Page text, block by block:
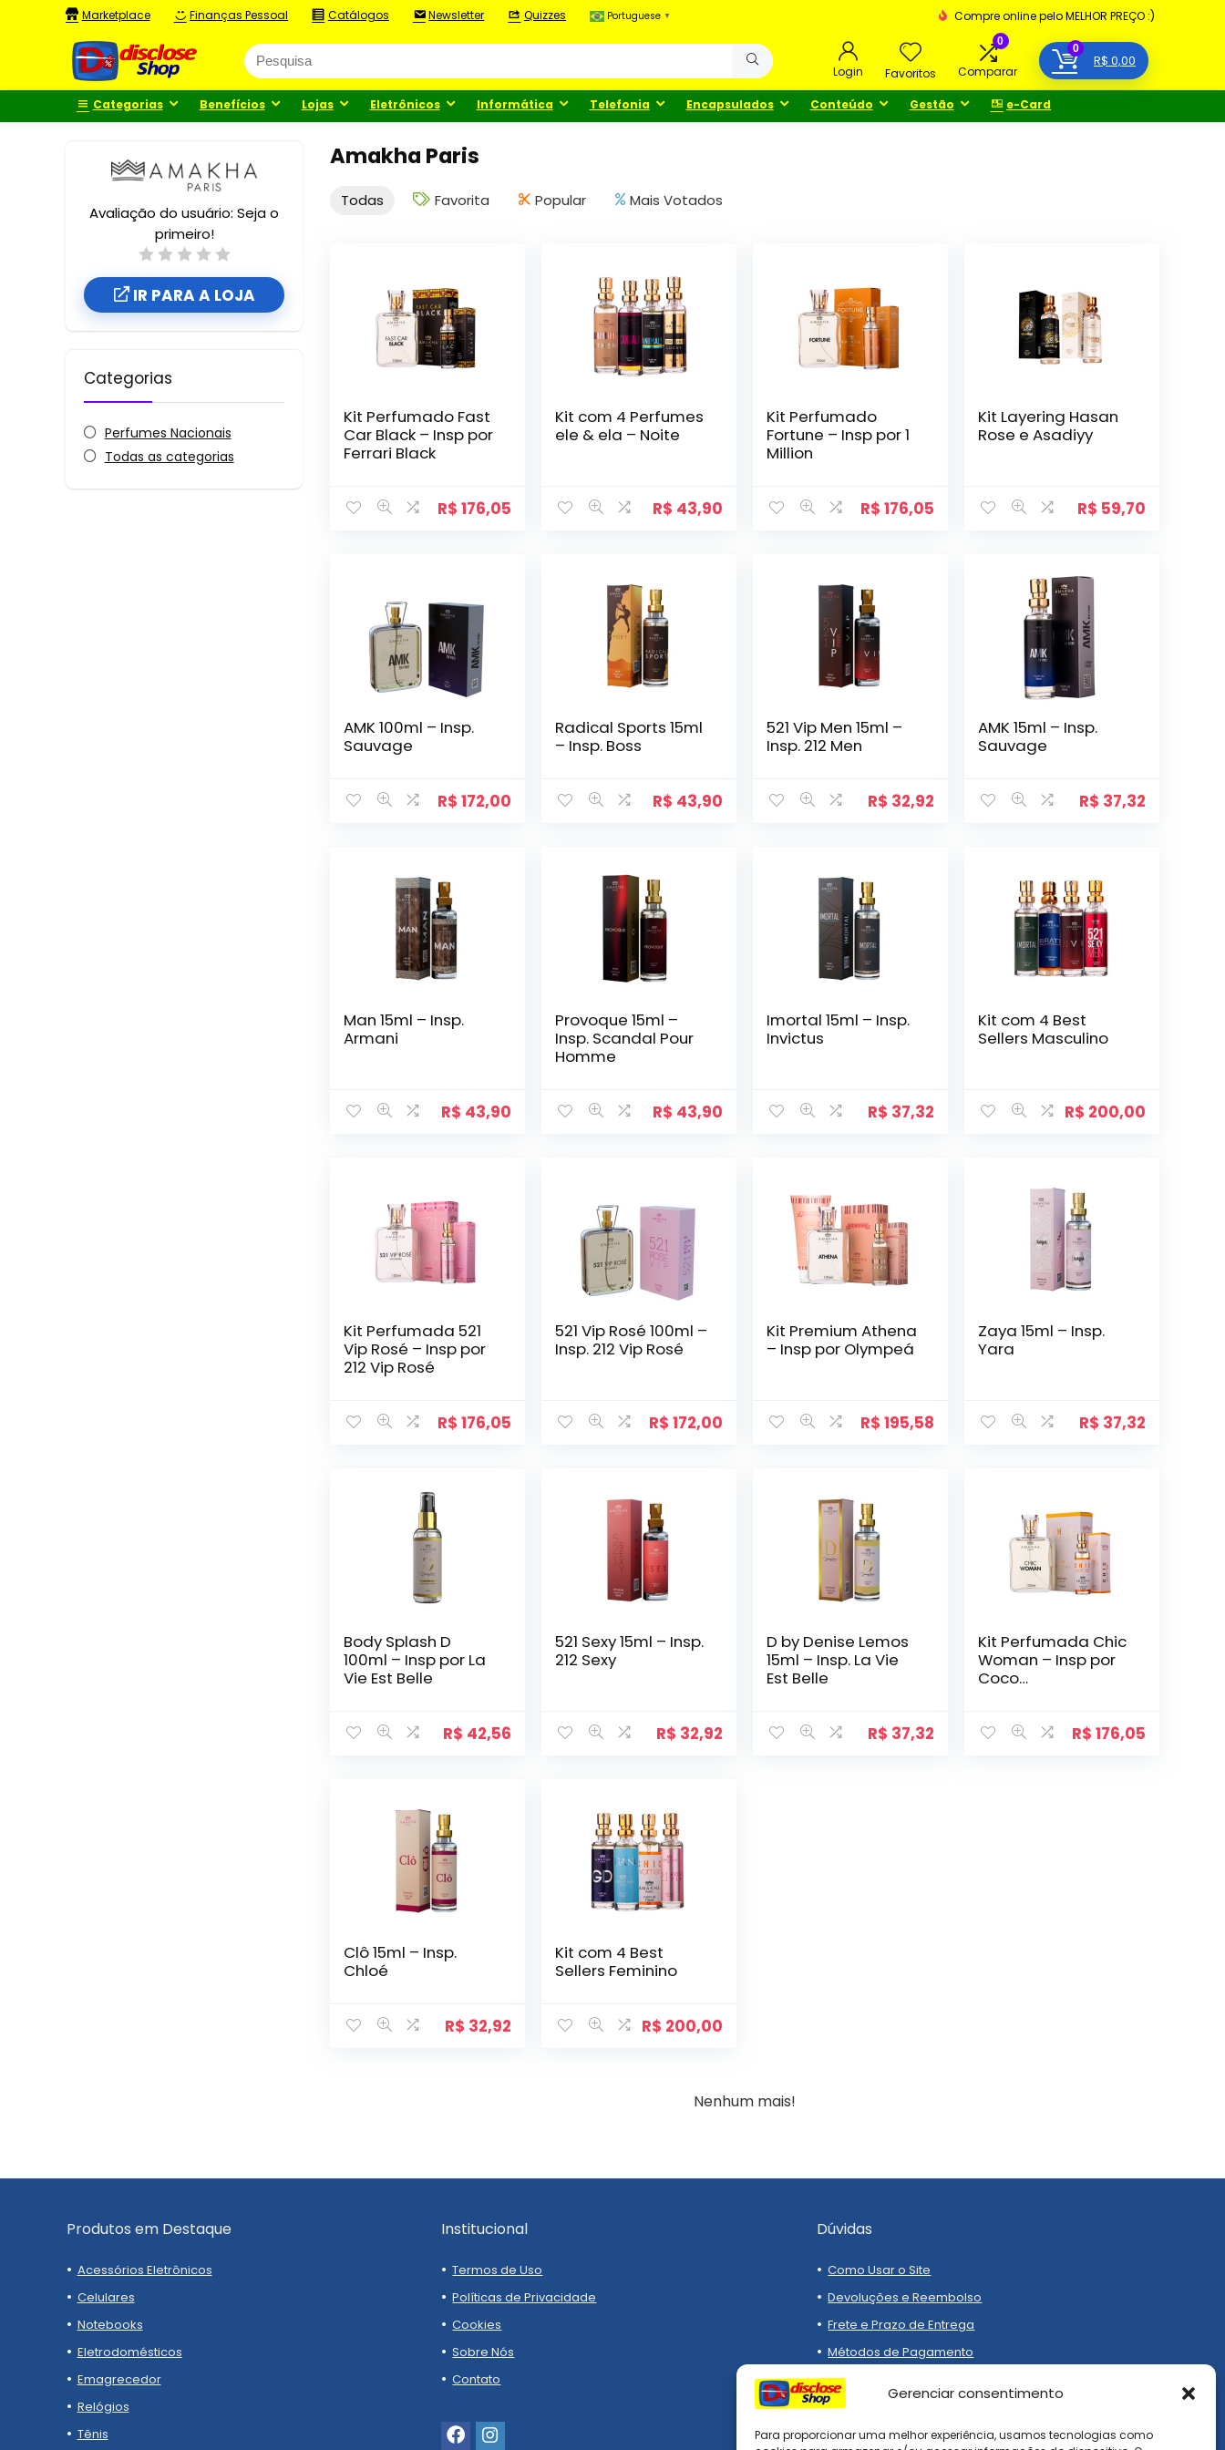
Gerenciar consentimento
Para proporcionar uma melhor experiência, usamos tecnologias como
Marketplace Finanças Pessoal Catálogos Newsletter Quizzes Portuguese ▼ Compre online pelo MELHOR PREÇO :)
Login Favoritos
0
Comparar
0
R$ 0,00
Categorias Benefícios Lojas Eletrônicos Informática Telefonia Encapsulados Conteúdo Gestão e-Card
Amakha Paris
Avaliação do usuário: Seja o
primeiro!
IR PARA A LOJA
Categorias
Perfumes Nacionais
Todas as categorias
Todas Favorita Popular Mais Votados
Kit Perfumado Fast
Car Black – Insp por
Ferrari Black
R$ 176,05
Kit com 4 Perfumes
ele & ela – Noite
R$ 43,90
Kit Perfumado
Fortune – Insp por 1
Million
R$ 176,05
Kit Layering Hasan
Rose e Asadiyy
R$ 59,70
AMK 100ml – Insp.
Sauvage
R$ 172,00
Radical Sports 15ml
– Insp. Boss
R$ 43,90
521 Vip Men 15ml –
Insp. 212 Men
R$ 32,92
AMK 15ml – Insp.
Sauvage
R$ 37,32
Man 15ml – Insp.
Armani
R$ 43,90
Provoque 15ml –
Insp. Scandal Pour
Homme
R$ 43,90
Imortal 15ml – Insp.
Invictus
R$ 37,32
Kit com 4 Best
Sellers Masculino
R$ 200,00
Kit Perfumada 521
Vip Rosé – Insp por
212 Vip Rosé
R$ 176,05
521 Vip Rosé 100ml –
Insp. 212 Vip Rosé
R$ 172,00
Kit Premium Athena
– Insp por Olympeá
R$ 195,58
Zaya 15ml – Insp.
Yara
R$ 37,32
Body Splash D
100ml – Insp por La
Vie Est Belle
R$ 42,56
521 Sexy 15ml – Insp.
212 Sexy
R$ 32,92
D by Denise Lemos
15ml – Insp. La Vie
Est Belle
R$ 37,32
Kit Perfumada Chic
Woman – Insp por
Coco
R$ 176,05
Clô 15ml – Insp.
Chloé
R$ 32,92
Kit com 4 Best
Sellers Feminino
R$ 200,00
Nenhum mais!
Produtos em Destaque
Acessórios Eletrônicos
Celulares
Notebooks
Eletrodomésticos
Emagrecedor
Relógios
Tênis
Institucional
Termos de Uso
Políticas de Privacidade
Cookies
Sobre Nós
Contato
Dúvidas
Como Usar o Site
Devoluções e Reembolso
Frete e Prazo de Entrega
Métodos de Pagamento